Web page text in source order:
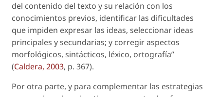
del contenido del texto y su relación con los
conocimientos previos, identificar las dificultades
que impiden expresar las ideas, seleccionar ideas
principales y secundarias; y corregir aspectos
morfológicos, sintácticos, léxico, ortografía”
(Caldera, 2003, p. 367).
Por otra parte, y para complementar las estrategias